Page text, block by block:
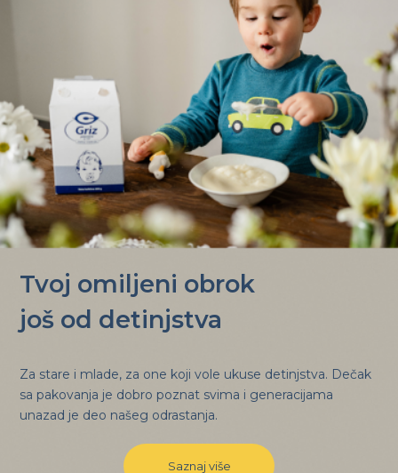
Tvoj omiljeni obrok
još od detinjstva
Za stare i mlade, za one koji vole ukuse detinjstva. Dečak
sa pakovanja je dobro poznat svima i generacijama
unazad je deo našeg odrastanja.
Saznaj više